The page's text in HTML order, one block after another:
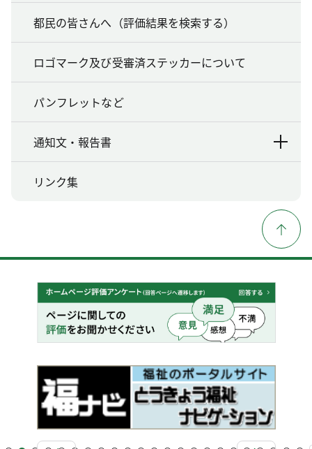
都民の皆さんへ（評価結果を検索する）
ロゴマーク及び受審済ステッカーについて
パンフレットなど
通知文・報告書
リンク集